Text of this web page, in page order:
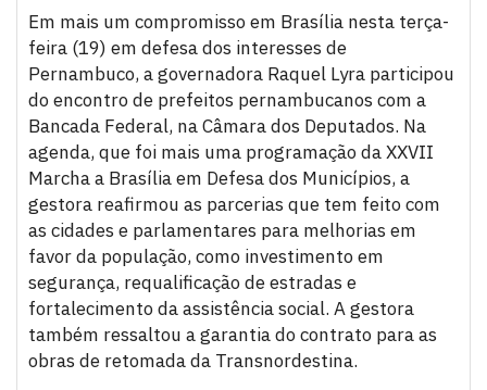
Em mais um compromisso em Brasília nesta terça-
feira (19) em defesa dos interesses de
Pernambuco, a governadora Raquel Lyra participou
do encontro de prefeitos pernambucanos com a
Bancada Federal, na Câmara dos Deputados. Na
agenda, que foi mais uma programação da XXVII
Marcha a Brasília em Defesa dos Municípios, a
gestora reafirmou as parcerias que tem feito com
as cidades e parlamentares para melhorias em
favor da população, como investimento em
segurança, requalificação de estradas e
fortalecimento da assistência social. A gestora
também ressaltou a garantia do contrato para as
obras de retomada da Transnordestina.